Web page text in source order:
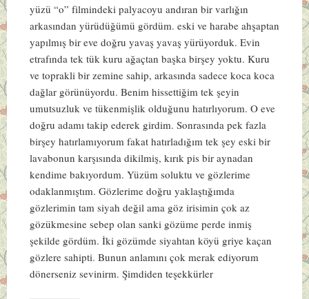
yüzü “o” filmindeki palyacoyu andıran bir varlığın
arkasından yürüdüğümü gördüm. eski ve harabe ahşaptan
yapılmış bir eve doğru yavaş yavaş yürüyorduk. Evin
etrafında tek tük kuru ağaçtan başka birşey yoktu. Kuru
ve toprakli bir zemine sahip, arkasında sadece koca koca
dağlar görünüyordu. Benim hissettiğim tek şeyin
umutsuzluk ve tükenmişlik olduğunu hatırlıyorum. O eve
doğru adamı takip ederek girdim. Sonrasında pek fazla
birşey hatırlamıyorum fakat hatırladığım tek şey eski bir
lavabonun karşısında dikilmiş, kırık pis bir aynadan
kendime bakıyordum. Yüzüm soluktu ve gözlerime
odaklanmıştım. Gözlerime doğru yaklaştığımda
gözlerimin tam siyah değil ama göz irisimin çok az
gözükmesine sebep olan sanki gözüme perde inmiş
şekilde gördüm. İki gözümde siyahtan köyü griye kaçan
gözlere sahipti. Bunun anlamını çok merak ediyorum
dönerseniz sevinirm. Şimdiden teşekkürler